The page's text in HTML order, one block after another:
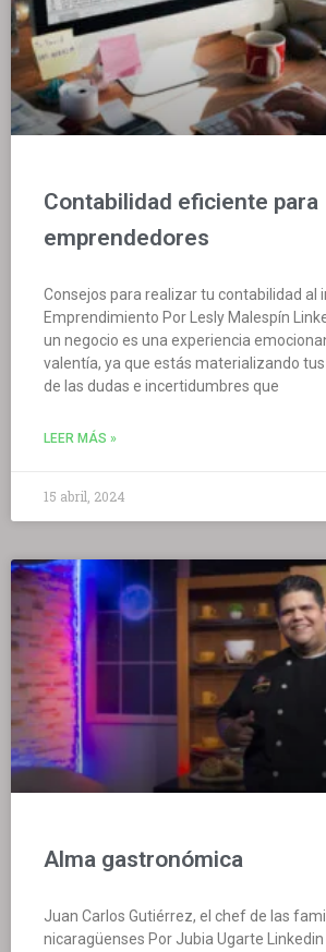
Contabilidad eficiente para
emprendedores
Consejos para realizar tu contabilidad al
Emprendimiento Por Lesly Malespín
un negocio es una experiencia
valentía, ya que estás materializando
de las dudas e incertidumbres que
LEER MÁS »
15 abril, 2024
Alma gastronómica
Juan Carlos Gutiérrez, el chef de las
nicaragüenses Por Jubia Ugarte